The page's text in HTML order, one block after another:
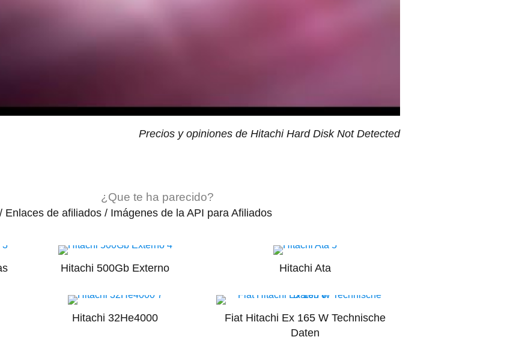
Precios y opiniones de Hitachi Hard Disk Not Detected
¿Que te ha parecido?
de afiliados / Imágenes de la API para Afiliados
Hitachi 500Gb Externo Hitachi Ata
Hitachi 32He4000
Fiat Hitachi Ex 165 W Technische
Daten